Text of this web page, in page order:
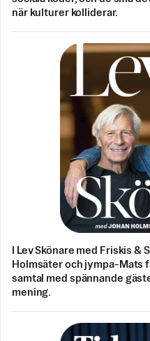
när kulturer kolliderar.
I Lev Skönare med Friskis
Holmsäter och jympa-Mats
samtal med spännande
mening.